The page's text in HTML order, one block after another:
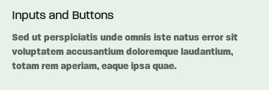
Inputs and Buttons
Sed ut perspiciatis unde omnis iste natus error sit
voluptatem accusantium doloremque laudantium,
totam rem aperiam, eaque ipsa quae.